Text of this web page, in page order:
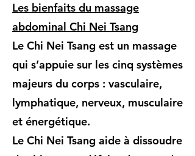
Les bienfaits du massage
abdominal Chi Nei Tsang
Le Chi Nei Tsang est un massage
qui s’appuie sur les cinq systèmes
majeurs du corps : vasculaire,
lymphatique, nerveux, musculaire
et énergétique.
Le Chi Nei Tsang aide à dissoudre